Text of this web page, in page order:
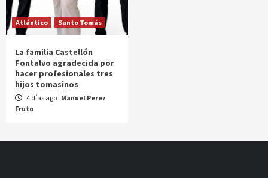
Atlántico Santo Tomás
La familia Castellón
Fontalvo agradecida por
hacer profesionales tres
hijos tomasinos
4 días ago Manuel Perez
Fruto